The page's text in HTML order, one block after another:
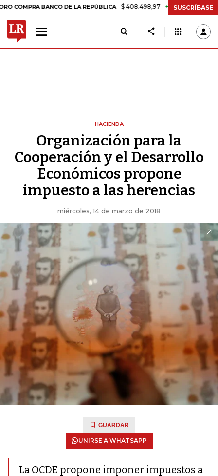
BANCO DE LA REPÚBLICA $ 408.498,97 +$ 8.753,81 +2,19%
SUSCRÍBASE
HACIENDA
Organización para la
Cooperación y el Desarrollo
Económicos propone
impuesto a las herencias
miércoles, 14 de marzo de 2018
GUARDAR
UNIRSE A WHATSAPP
La OCDE propone imponer impuestos a